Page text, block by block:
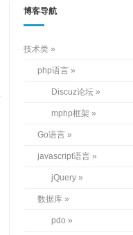
博客导航
技术类
php语言
Discuz论坛
mphp框架
Go语言
javascript语言
jQuery
数据库
pdo